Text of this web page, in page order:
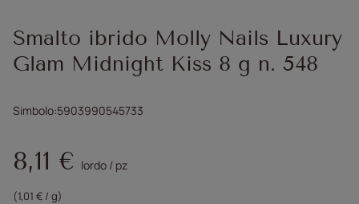
Smalto ibrido Molly Nails Luxury
Glam Midnight Kiss 8 g n. 548
Simbolo 5903990545733
8,11 € lordo / pz
(1,01 € / g)